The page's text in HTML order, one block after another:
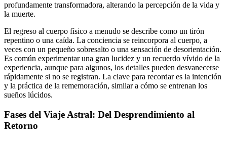
profundamente transformadora, alterando la percepción de la vida y
la muerte.
El regreso al cuerpo físico a menudo se describe como un tirón
repentino o una caída. La conciencia se reincorpora al cuerpo, a
veces con un pequeño sobresalto o una sensación de desorientación.
Es común experimentar una gran lucidez y un recuerdo vívido de la
experiencia, aunque para algunos, los detalles pueden desvanecerse
rápidamente si no se registran. La clave para recordar es la intención
y la práctica de la rememoración, similar a cómo se entrenan los
sueños lúcidos.
Fases del Viaje Astral: Del Desprendimiento al
Retorno